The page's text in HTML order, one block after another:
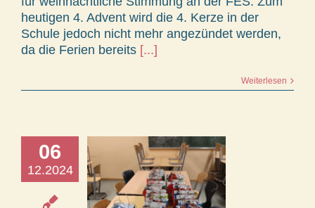
heutigen 4. Advent wird die 4. Kerze in der
Schule jedoch nicht mehr angezündet werden,
da die Ferien bereits [...]
Weiterlesen
06
12.2024